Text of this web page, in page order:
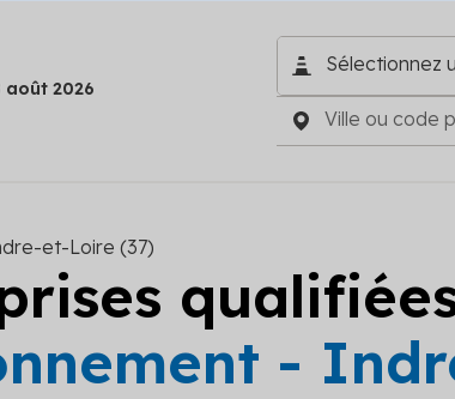
août 2026
et-Loire (37)
-